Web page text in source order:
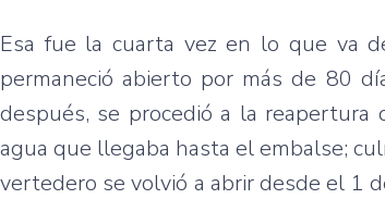
Esa fue la cuarta vez en lo que va
permaneció abierto por más de 80
después, se procedió a la
agua que llegaba hasta el embalse;
vertedero se volvió a abrir desde el 1